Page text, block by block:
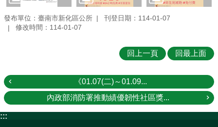
發布單位：臺南市新化區公所
刊登日期：114-01-07
修改時間：114-01-07
回上一頁 回最上面
《01.07(二)～01.09...
內政部消防署推動績優韌性社區獎...
:::